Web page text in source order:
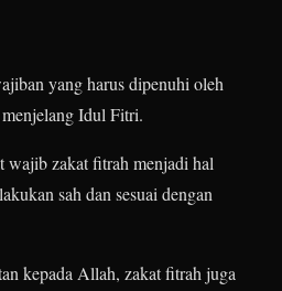
yang harus dipenuhi oleh
Idul Fitri.
wajib zakat fitrah menjadi hal
sah dan sesuai dengan
kepada Allah, zakat fitrah juga